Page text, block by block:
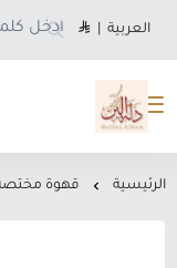
العربية
متجر دلة البن
الرئيسية قهوة